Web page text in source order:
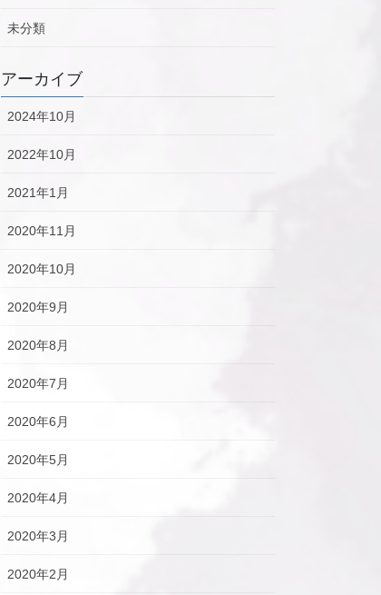
未分類
アーカイブ
2024年10月
2022年10月
2021年1月
2020年11月
2020年10月
2020年9月
2020年8月
2020年7月
2020年6月
2020年5月
2020年4月
2020年3月
2020年2月